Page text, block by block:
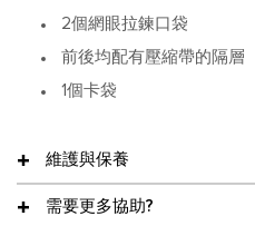
2個網眼拉鍊口袋
前後均配有壓縮帶的隔層
1個卡袋
維護與保養
需要更多協助?